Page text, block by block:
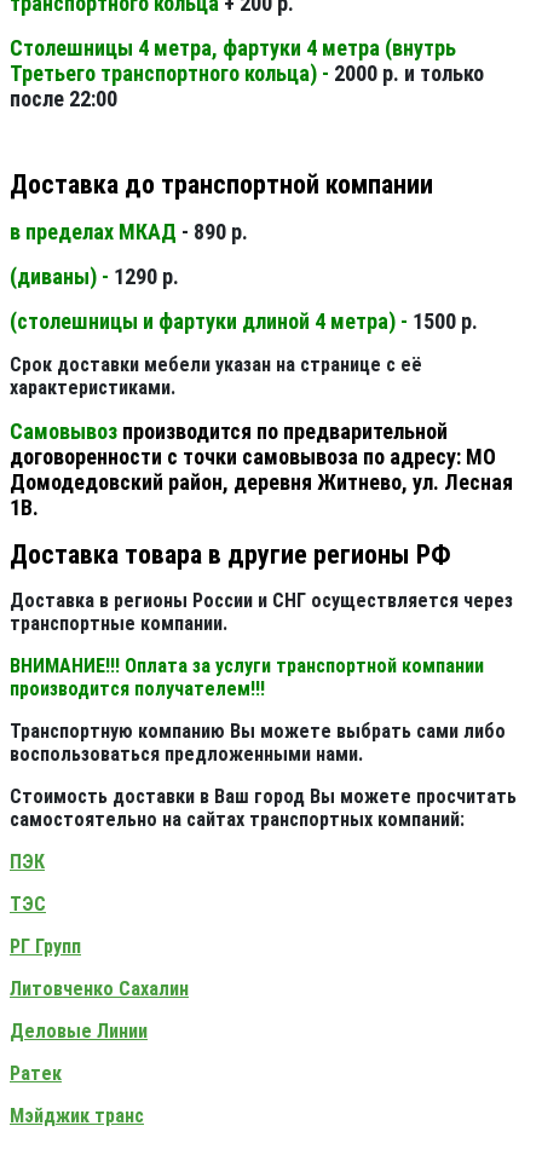
Столешницы 4 метра, фартуки 4 метра (внутрь
Третьего транспортного кольца) - 2000 р. и только
после 22:00
Доставка до транспортной компании
в пределах МКАД - 890 р.
(диваны) - 1290 р.
(столешницы и фартуки длиной 4 метра) - 1500 р.
Срок доставки мебели указан на странице с её
характеристиками.
Самовывоз производится по предварительной
договоренности с точки самовывоза по адресу: МО
Домодедовский район, деревня Житнево, ул. Лесная
1В.
Доставка товара в другие регионы РФ
Доставка в регионы России и СНГ осуществляется через
транспортные компании.
ВНИМАНИЕ!!! Оплата за услуги транспортной компании
производится получателем!!!
Транспортную компанию Вы можете выбрать сами либо
воспользоваться предложенными нами.
Стоимость доставки в Ваш город Вы можете просчитать
самостоятельно на сайтах транспортных компаний:
ПЭК
ТЭС
РГ Групп
Литовченко Сахалин
Деловые Линии
Ратек
Мэйджик транс